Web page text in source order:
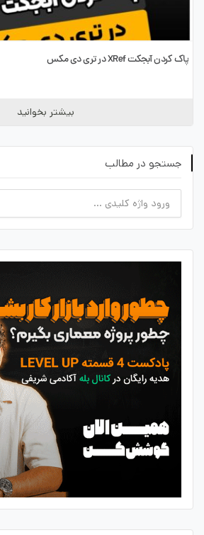
پاک کردن آبجکت XRef در تری دی مکس
بیشتر بخوانید
جستجو در مطالب